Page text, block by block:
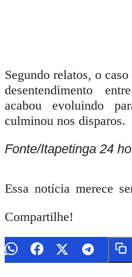
Segundo relatos, o
desentendimento
acabou evoluindo
culminou nos disparos.
Fonte/Itapetinga 24
Essa notícia merece
Compartilhe!